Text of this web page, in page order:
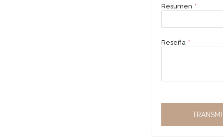
Resumen
Reseña